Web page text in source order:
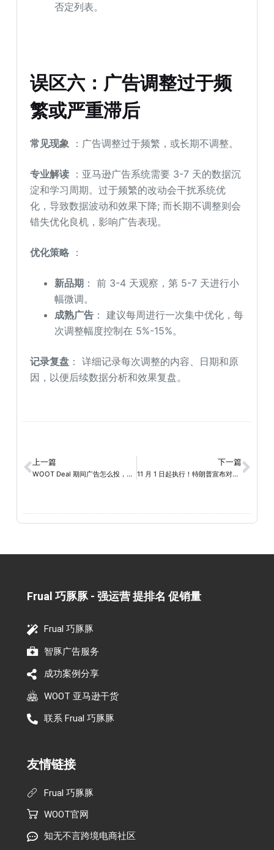
否定列表。
误区六：广告调整过于频
繁或严重滞后
常见现象 ：广告调整过于频繁，或长期不调整。
专业解读 ：亚马逊广告系统需要 3-7 天的数据沉
淀和学习周期。过于频繁的改动会干扰系统优
化，导致数据波动和效果下降; 而长期不调整则会
错失优化良机，影响广告表现。
优化策略 ：
新品期 ： 前 3-4 天观察，第 5-7 天进行小
幅微调。
成熟广告 ： 建议每周进行一次集中优化，每
次调整幅度控制在 5%-15%。
记录复盘 ： 详细记录每次调整的内容、日期和原
因，以便后续数据分析和效果复盘。
上一篇
WOOT Deal 期间广告怎么投，才能把 GMV 打爆？
下一篇
11 月 1 日起执行！特朗普宣布对中国进口商品征收额外 100% 关税！
Frual 巧豚豚 - 强运营 提排名 促销量​
Frual 巧豚豚
智豚广告服务
成功案例分享
WOOT 亚马逊干货
联系 Frual 巧豚豚
友情链接
Frual 巧豚豚
WOOT官网
知无不言跨境电商社区